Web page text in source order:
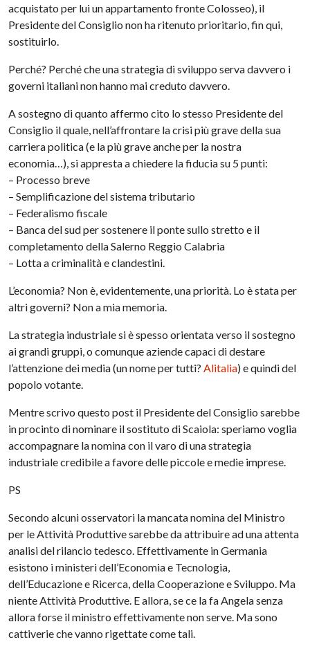
acquistato per lui un appartamento fronte Colosseo), il
Presidente del Consiglio non ha ritenuto prioritario, fin qui,
sostituirlo.
Perché? Perché che una strategia di sviluppo serva davvero i
governi italiani non hanno mai creduto davvero.
A sostegno di quanto affermo cito lo stesso Presidente del
Consiglio il quale, nell’affrontare la crisi più grave della sua
carriera politica (e la più grave anche per la nostra
economia…), si appresta a chiedere la fiducia su 5 punti:
– Processo breve
– Semplificazione del sistema tributario
– Federalismo fiscale
– Banca del sud per sostenere il ponte sullo stretto e il
completamento della Salerno Reggio Calabria
– Lotta a criminalità e clandestini.
L’economia? Non è, evidentemente, una priorità. Lo è stata per
altri governi? Non a mia memoria.
La strategia industriale si è spesso orientata verso il sostegno
ai grandi gruppi, o comunque aziende capaci di destare
l’attenzione dei media (un nome per tutti? Alitalia) e quindi del
popolo votante.
Mentre scrivo questo post il Presidente del Consiglio sarebbe
in procinto di nominare il sostituto di Scaiola: speriamo voglia
accompagnare la nomina con il varo di una strategia
industriale credibile a favore delle piccole e medie imprese.
PS
Secondo alcuni osservatori la mancata nomina del Ministro
per le Attività Produttive sarebbe da attribuire ad una attenta
analisi del rilancio tedesco. Effettivamente in Germania
esistono i ministeri dell’Economia e Tecnologia,
dell’Educazione e Ricerca, della Cooperazione e Sviluppo. Ma
niente Attività Produttive. E allora, se ce la fa Angela senza
allora forse il ministro effettivamente non serve. Ma sono
cattiverie che vanno rigettate come tali.